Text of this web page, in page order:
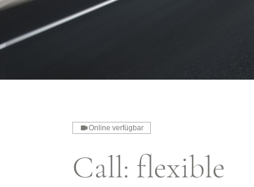
Online verfügbar
Call: flexible